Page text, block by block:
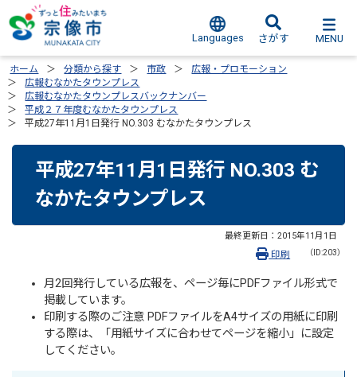
Languages さがす MENU
ホーム 分類から探す 市政
広報・プロモーション
広報むなかたタウンプレス
広報むなかたタウンプレスバックナンバー
平成２７年度むなかたタウンプレス
平成27年11月1日発行 NO.303 むなかたタウンプレス
平成27年11月1日発行 NO.303 む
なかたタウンプレス
最終更新日： 2015年11月1日
（ID:203）
印刷
月2回発行している広報を、ページ毎にPDFファイル形式で
掲載しています。
印刷する際のご注意 PDFファイルをA4サイズの用紙に印刷
する際は、「用紙サイズに合わせてページを縮小」に設定
してください。